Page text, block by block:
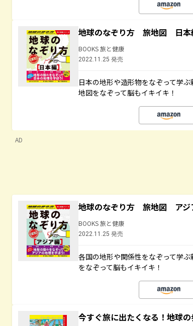
地球のなぞり方 旅地図 日本
BOOKS 旅と健康
2022.11.25 発売
日本の地形や造形物をなぞって学
地図をなぞって脳もイキイキ！
AD
地球のなぞり方 旅地図 アジ
BOOKS 旅と健康
2022.11.25 発売
各国の地形や関係性をなぞって学
をなぞって脳もイキイキ！
今すぐ旅に出たくなる！地球